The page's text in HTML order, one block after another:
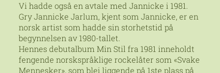
Vi hadde også en avtale med Jannicke i 1981.
Gry Jannicke Jarlum, kjent som Jannicke, er en
norsk artist som hadde sin storhetstid på
begynnelsen av 1980-tallet.
Hennes debutalbum Min Stil fra 1981 inneholdt
fengende norskspråklige rockelåter som «Svake
Mennesker», som blei liggende på 1ste plass på